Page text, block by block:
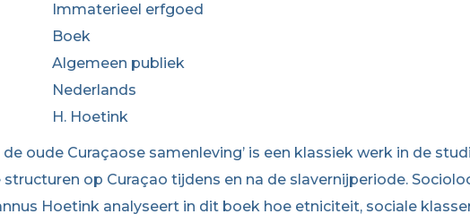
Immaterieel erfgoed
Boek
Algemeen publiek
Nederlands
H. Hoetink
de oude Curaçaose samenleving’ is een klassiek werk in de
structuren op Curaçao tijdens en na de slavernijperiode.
Hoetink analyseert in dit boek hoe etniciteit, sociale